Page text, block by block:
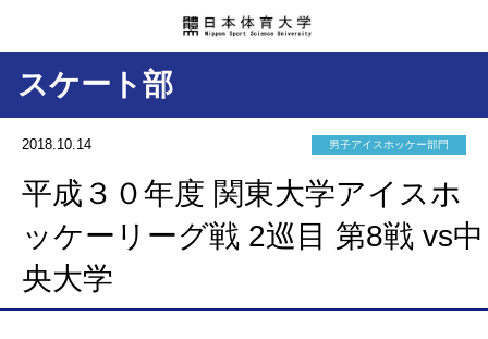
スケート部
2018.10.14 男子アイスホッケー部門
平成３０年度 関東大学アイスホ
ッケーリーグ戦 2巡目 第8戦 vs中
央大学